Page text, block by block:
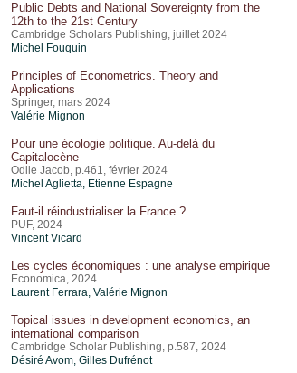
Public Debts and National Sovereignty from the
12th to the 21st Century
Cambridge Scholars Publishing, juillet 2024
Michel Fouquin
Principles of Econometrics. Theory and
Applications
Springer, mars 2024
Valérie Mignon
Pour une écologie politique. Au-delà du
Capitalocène
Odile Jacob, p.461, février 2024
Michel Aglietta, Etienne Espagne
Faut-il réindustrialiser la France ?
PUF, 2024
Vincent Vicard
Les cycles économiques : une analyse empirique
Economica, 2024
Laurent Ferrara, Valérie Mignon
Topical issues in development economics, an
international comparison
Cambridge Scholar Publishing, p.587, 2024
Désiré Avom, Gilles Dufrénot